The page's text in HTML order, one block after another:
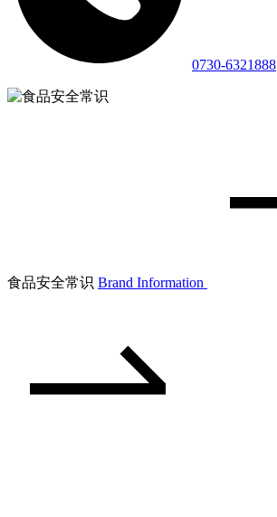
0730-6321888
食品安全常识 Brand Information